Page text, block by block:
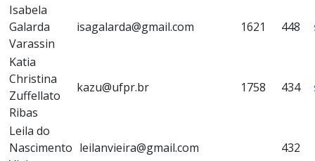
Isabela
Galarda
Varassin
isagalarda@gmail.com 1621 448
Katia
Christina
Zuffellato
Ribas
kazu@ufpr.br 1758 434
Leila do
Nascimento leilanvieira@gmail.com 432